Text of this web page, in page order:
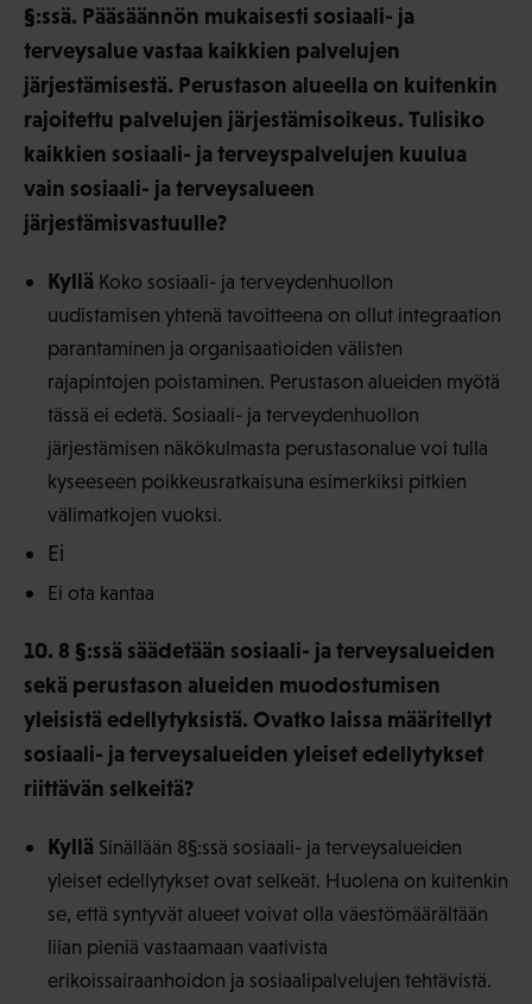
§:ssä. Pääsäännön mukaisesti sosiaali- ja
terveysalue vastaa kaikkien palvelujen
järjestämisestä. Perustason alueella on kuitenkin
rajoitettu palvelujen järjestämisoikeus. Tulisiko
kaikkien sosiaali- ja terveyspalvelujen kuulua
vain sosiaali- ja terveysalueen
järjestämisvastuulle?
Kyllä Koko sosiaali- ja terveydenhuollon
uudistamisen yhtenä tavoitteena on ollut integraation
parantaminen ja organisaatioiden välisten
rajapintojen poistaminen. Perustason alueiden myötä
tässä ei edetä. Sosiaali- ja terveydenhuollon
järjestämisen näkökulmasta perustasonalue voi tulla
kyseeseen poikkeusratkaisuna esimerkiksi pitkien
välimatkojen vuoksi.
Ei
Ei ota kantaa
10. 8 §:ssä säädetään sosiaali- ja terveysalueiden
sekä perustason alueiden muodostumisen
yleisistä edellytyksistä. Ovatko laissa määritellyt
sosiaali- ja terveysalueiden yleiset edellytykset
riittävän selkeitä?
Kyllä Sinällään 8§:ssä sosiaali- ja terveysalueiden
yleiset edellytykset ovat selkeät. Huolena on kuitenkin
se, että syntyvät alueet voivat olla väestömäärältään
liian pieniä vastaamaan vaativista
erikoissairaanhoidon ja sosiaalipalvelujen tehtävistä.